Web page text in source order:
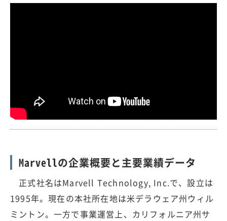
Marvellの企業概要と主要業績データ
正式社名はMarvell Technology, Inc.で、設立は
1995年。現在の本社所在地は米デラウェア州ウィル
ミントン。一方で事業運営上、カリフォルニア州サ